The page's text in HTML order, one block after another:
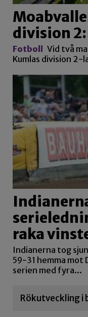
division 2:
Fotboll
Vid två
Kumlas division 2-
raka
Indianerna tog
59-31 hemma mot
serien med fyra...
Rökutveckling i